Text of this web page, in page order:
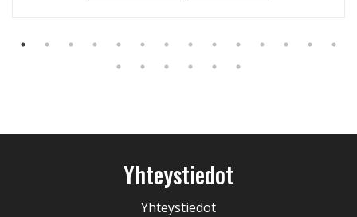
Yhteystiedot
Yhteystiedot